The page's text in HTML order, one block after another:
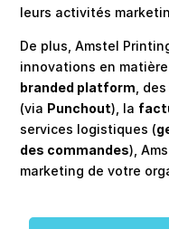
leurs activités
De plus, Amstel
innovations en
branded platform ,
(via Punchout), la
services logistiques (
des commandes),
marketing de votre